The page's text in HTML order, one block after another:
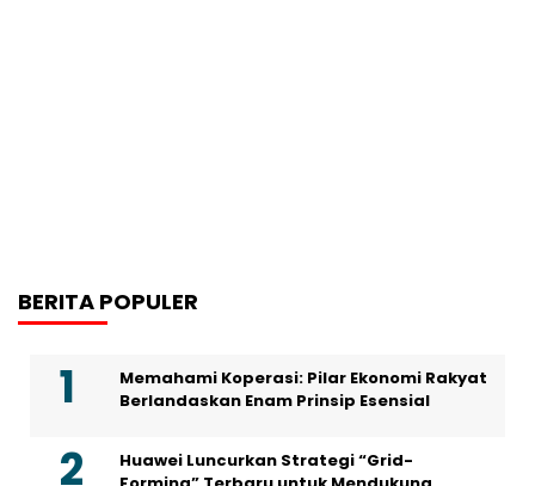
BERITA POPULER
Memahami Koperasi: Pilar Ekonomi Rakyat
Berlandaskan Enam Prinsip Esensial
Huawei Luncurkan Strategi “Grid-